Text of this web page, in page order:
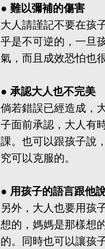
● 難以彌補的傷害
大人請謹記不要在孩
乎是不可逆的，一旦
氣，而且成效恐怕也很
● 承認大人也不完美
倘若錯誤已經造成，
子面前承認，大人有
課。也可以跟孩子說
究可以克服的。
● 用孩子的語言跟他
另外，大人也要用孩
想的，媽媽是那樣想
的。同時也可以讓孩